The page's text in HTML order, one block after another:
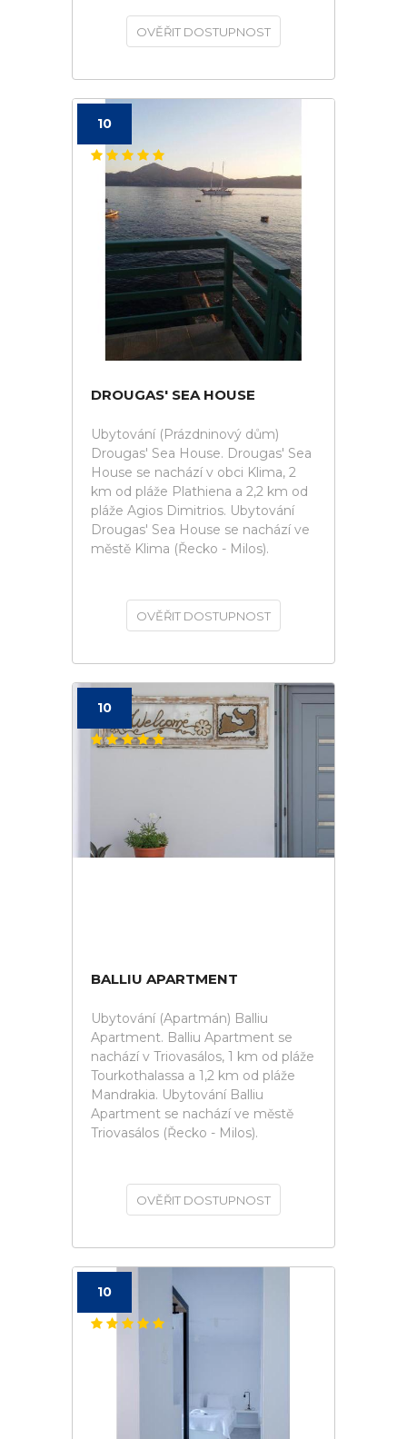
OVĚŘIT DOSTUPNOST
10
DROUGAS' SEA HOUSE
Ubytování (Prázdninový dům)
Drougas' Sea House. Drougas' Sea
House se nachází v obci Klima, 2
km od pláže Plathiena a 2,2 km od
pláže Agios Dimitrios. Ubytování
Drougas' Sea House se nachází ve
městě Klima (Řecko - Milos).
OVĚŘIT DOSTUPNOST
10
BALLIU APARTMENT
Ubytování (Apartmán) Balliu
Apartment. Balliu Apartment se
nachází v Triovasálos, 1 km od pláže
Tourkothalassa a 1,2 km od pláže
Mandrakia. Ubytování Balliu
Apartment se nachází ve městě
Triovasálos (Řecko - Milos).
OVĚŘIT DOSTUPNOST
10